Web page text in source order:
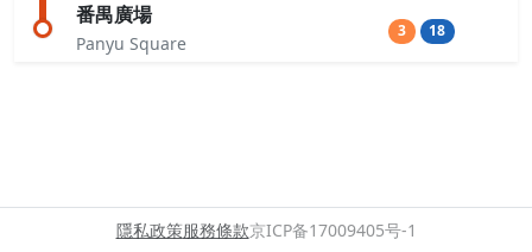
番禺廣場
Panyu Square
3 18
隱私政策服務條款京ICP备17009405号-1